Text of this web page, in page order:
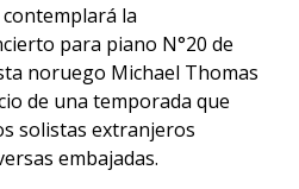
la
para piano N°20 de
noruego Michael Thomas
de una temporada que
solistas extranjeros
embajadas.